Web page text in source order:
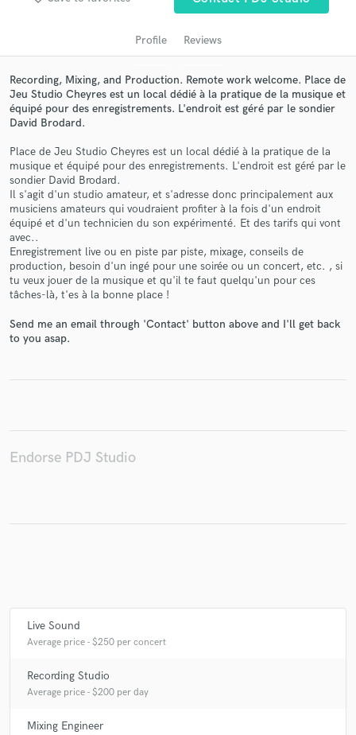
Profile Reviews
Recording, Mixing, and Production. Remote work welcome. Place de
Jeu Studio Cheyres est un local dédié à la pratique de la musique et
équipé pour des enregistrements. L'endroit est géré par le sondier
David Brodard.
Place de Jeu Studio Cheyres est un local dédié à la pratique de la
musique et équipé pour des enregistrements. L'endroit est géré par le
sondier David Brodard.
Il s'agit d'un studio amateur, et s'adresse donc principalement aux
musiciens amateurs qui voudraient profiter à la fois d'un endroit
équipé et d'un technicien du son expérimenté. Et des tarifs qui vont
avec..
Enregistrement live ou en piste par piste, mixage, conseils de
production, besoin d'un ingé pour une soirée ou un concert, etc. , si
tu veux jouer de la musique et qu'il te faut quelqu'un pour ces
tâches-là, t'es à la bonne place !
Send me an email through 'Contact' button above and I'll get back
to you asap.
Endorse PDJ Studio
Live Sound
Average price - $250 per concert
Recording Studio
Average price - $200 per day
Mixing Engineer
Contact pros directly with your project details
and receive handcrafted proposals and budgets
Make Amazing Music
Fund and work on your project through our